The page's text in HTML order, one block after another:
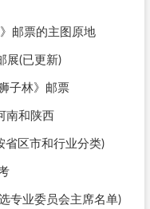
邮票的主图原地
展(已更新)
子林》邮票
南和陕西
省区市和行业分类)
专业委员会主席名单)